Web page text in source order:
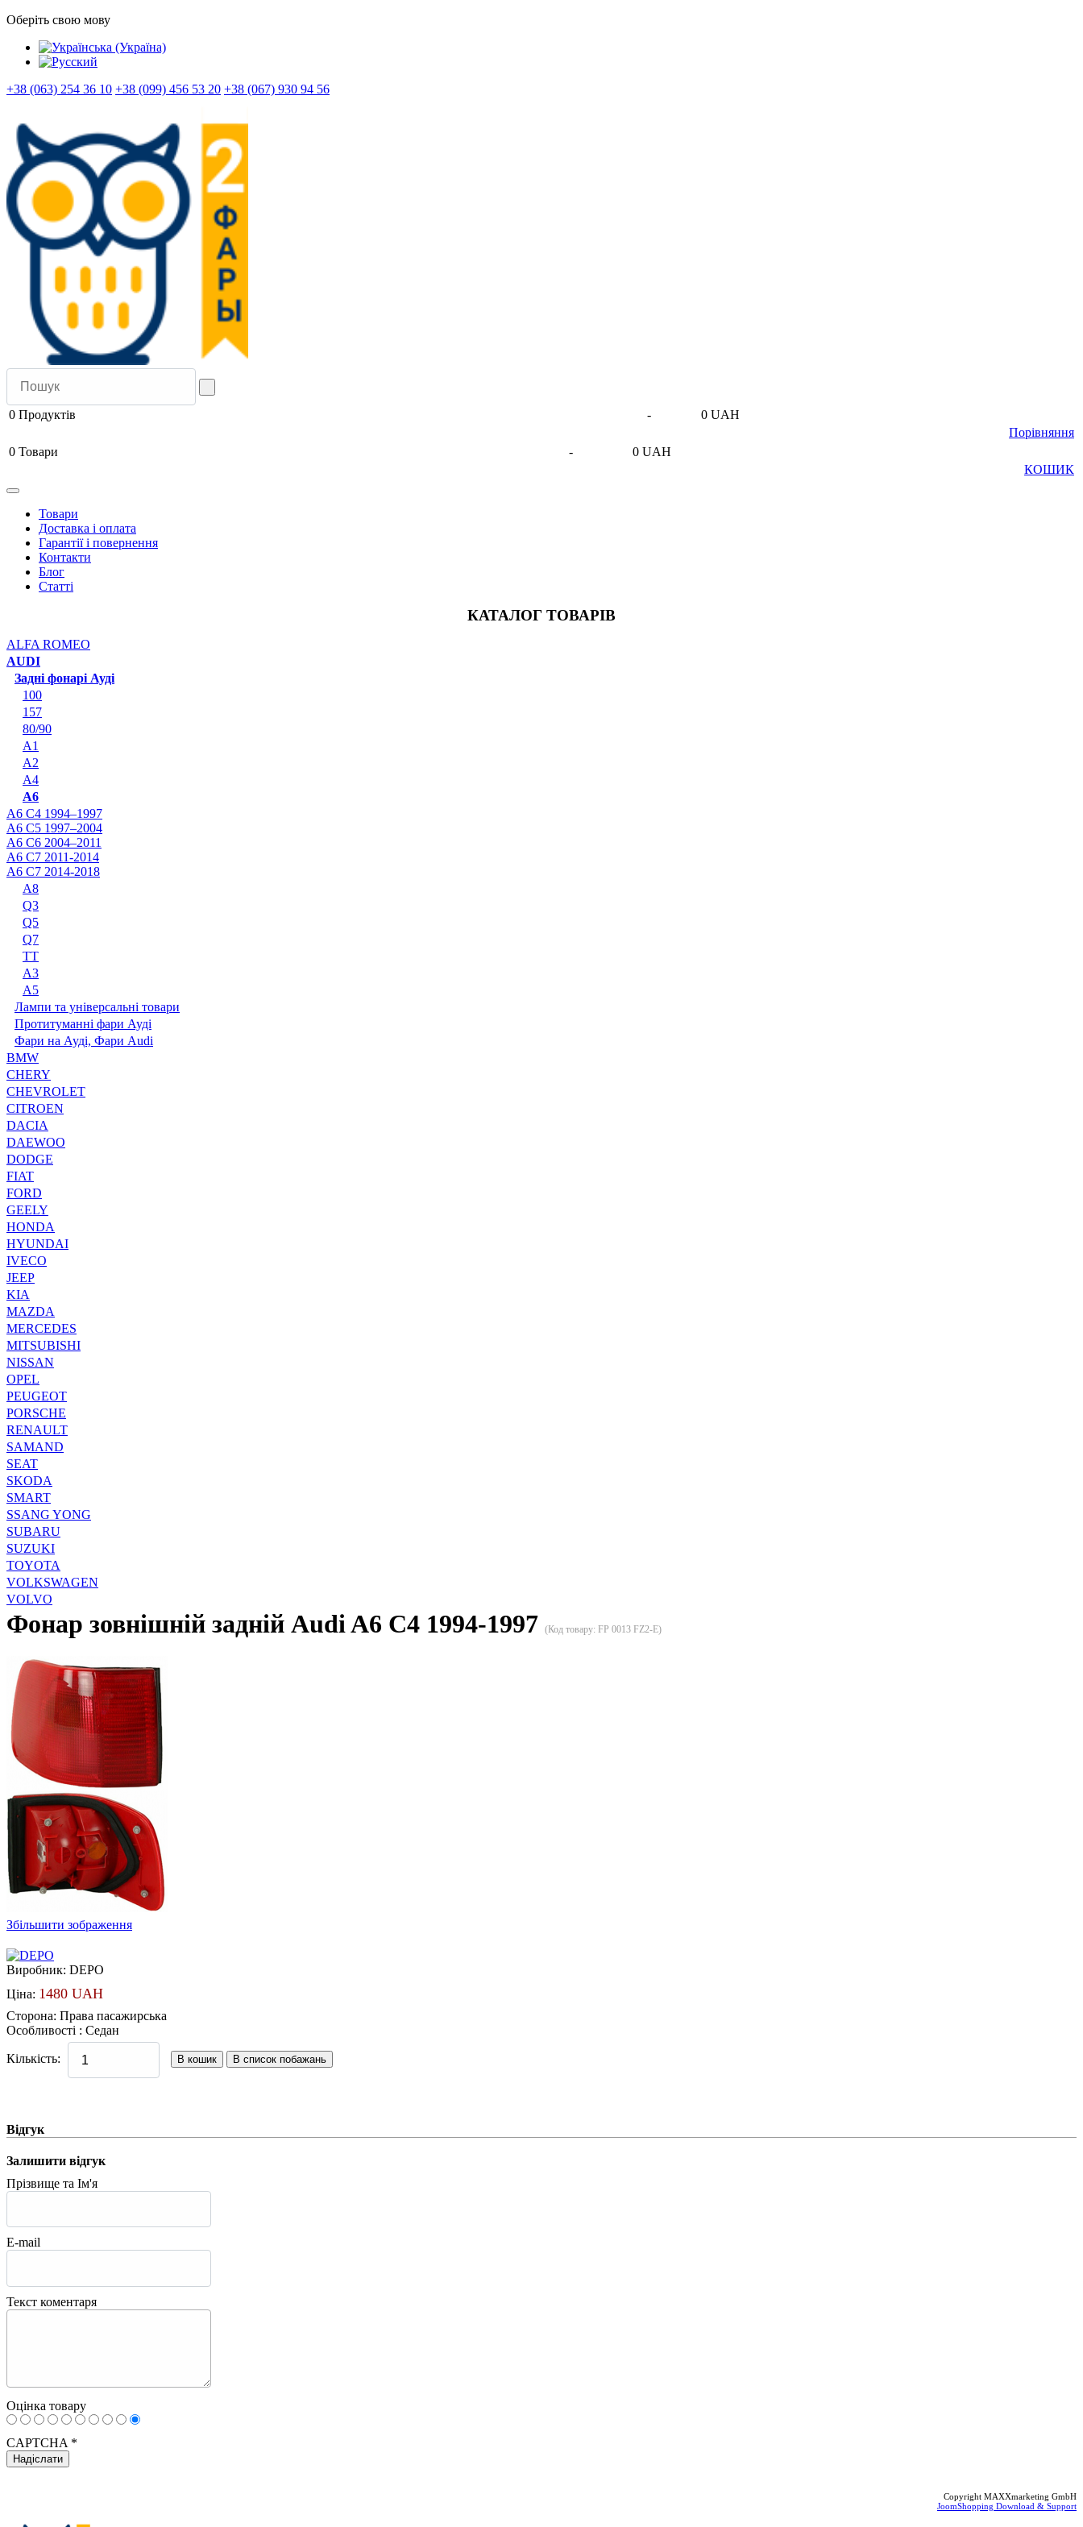
Оберіть свою мову
+38 (063) 254 36 10 +38 (099) 456 53 20 +38 (067) 930 94 56
0 Продуктів -
0 UAH
Порівняння
0 Товари -
0 UAH
КОШИК
Товари
Доставка і оплата
Гарантії і повернення
Контакти
Блог
Статті
КАТАЛОГ ТОВАРІВ
ALFA ROMEO
AUDI
Задні фонарі Ауді
100
157
80/90
A1
A2
A4
A6
A6 C4 1994–1997
A6 C5 1997–2004
A6 C6 2004–2011
A6 C7 2011-2014
A6 C7 2014-2018
A8
Q3
Q5
Q7
TT
А3
А5
Лампи та універсальні товари
Протитуманні фари Ауді
Фари на Ауді, Фари Audi
BMW
CHERY
CHEVROLET
CITROEN
DACIA
DAEWOO
DODGE
FIAT
FORD
GEELY
HONDA
HYUNDAI
IVECO
JEEP
KIA
MAZDA
MERCEDES
MITSUBISHI
NISSAN
OPEL
PEUGEOT
PORSCHE
RENAULT
SAMAND
SEAT
SKODA
SMART
SSANG YONG
SUBARU
SUZUKI
TOYOTA
VOLKSWAGEN
VOLVO
Фонар зовнішній задній Audi A6 C4 1994-1997 (Код товару: FP 0013 FZ2-E)
Збільшити зображення
Виробник: DEPO
Ціна: 1480 UAH
Сторона: Права пасажирська
Особливості : Седан
Кількість:
Відгук
Залишити відгук
Прізвище та Ім'я
E-mail
Текст коментаря
Оцінка товару
CAPTCHA *
Copyright MAXXmarketing GmbH
JoomShopping Download & Support